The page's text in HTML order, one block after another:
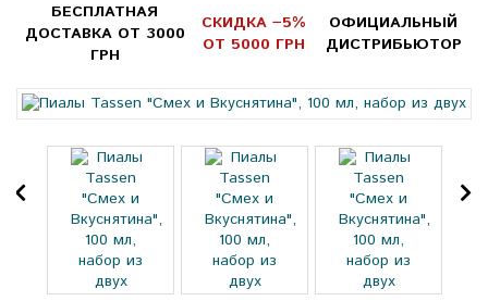
БЕСПЛАТНАЯ
ДОСТАВКА ОТ 3000
ГРН
СКИДКА −5%
ОТ 5000 ГРН
ОФИЦИАЛЬНЫЙ
ДИСТРИБЬЮТОР